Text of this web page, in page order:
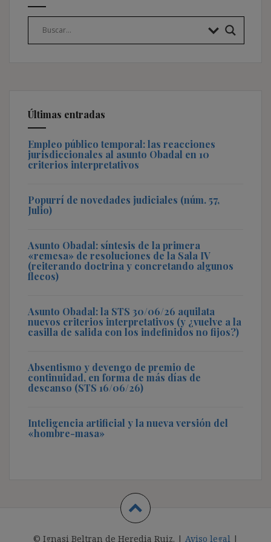
Últimas entradas
Empleo público temporal: las reacciones
jurisdiccionales al asunto Obadal en 10
criterios interpretativos
Popurrí de novedades judiciales (núm. 57,
Julio)
Asunto Obadal: síntesis de la primera
«remesa» de resoluciones de la Sala IV
(reiterando doctrina y concretando algunos
flecos)
Asunto Obadal: la STS 30/06/26 aquilata
nuevos criterios interpretativos (y ¿vuelve a la
casilla de salida con los indefinidos no fijos?)
Absentismo y devengo de premio de
continuidad, en forma de más días de
descanso (STS 16/06/26)
Inteligencia artificial y la nueva versión del
«hombre-masa»
© Ignasi Beltran de Heredia Ruiz. | Aviso legal |